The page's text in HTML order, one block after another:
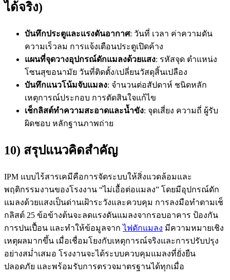
ได้จริง)
บันทึกประตูและแรงดันอากาศ: วันที่ เวลา ค่าความดัน
ความเร็วลม การแจ้งเตือนประตูเปิดค้าง
แผนที่จุดวางอุปกรณ์ดักแมลงด้วยแสง: รหัสจุด ตำแหน่ง
โซนสุขอนามัย วันที่ติดตั้ง/เปลี่ยนวัสดุสิ้นเปลือง
บันทึกแนวโน้มจับแมลง: จำนวนต่อสัปดาห์ ชนิดหลัก
เหตุการณ์ประกอบ การตัดสินใจแก้ไข
เช็กลิสต์ทำความสะอาดและน้ำขัง: จุดเสี่ยง ความถี่ ผู้รับ
ผิดชอบ หลักฐานภาพถ่าย
10) สรุปแนวคิดสำคัญ
IPM แบบไร้สารเคมีคือการจัดระบบให้สิ่งแวดล้อมและ
พฤติกรรมงานของโรงงาน “ไม่เอื้อต่อแมลง” โดยมีอุปกรณ์ดัก
แมลงด้วยแสงเป็นด่านเฝ้าระวังและควบคุม การลงมือทำตามเช็
กลิสต์ 25 ข้อข้างต้นจะลดแรงดันแมลงจากรอบอาคาร ป้องกัน
การปนเปื้อน และทำให้ข้อมูลจากไฟดักแมลง มีความหมายเชิง
เหตุผลมากขึ้น เมื่อเชื่อมโยงกับเหตุการณ์จริงและการปรับปรุง
อย่างสม่ำเสมอ โรงงานจะได้ระบบควบคุมแมลงที่ยั่งยืน
ปลอดภัย และพร้อมรับการตรวจมาตรฐานได้ทุกเมื่อ